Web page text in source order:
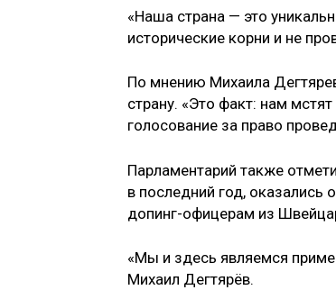
«Наша страна — это
исторические корни и не
По мнению Михаила
страну. «Это факт: нам
голосование за право
Парламентарий также
в последний год, оказались
допинг-офицерам из
«Мы и здесь являемся
Михаил Дегтярёв.